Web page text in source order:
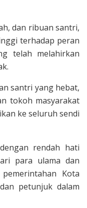
dan ribuan santri,
terhadap peran
telah melahirkan
santri yang hebat,
tokoh masyarakat
ke seluruh sendi
rendah hati
para ulama dan
Kota
petunjuk dalam